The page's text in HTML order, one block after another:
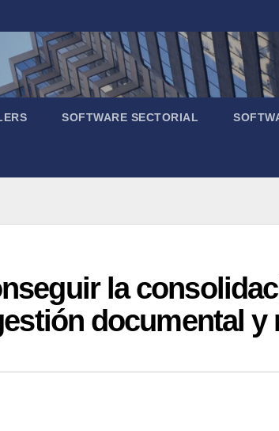
SOFTWARE SECTORIAL
la
documental y